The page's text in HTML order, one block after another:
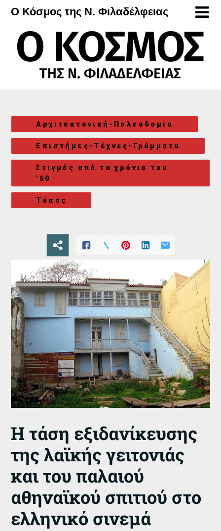
Μετάβαση
περιεχόμενο
Ο Κόσμος της Ν. Φιλαδέλφειας
Αρχιτεκτονική-Πολεοδομία
Επιστήμες-Τέχνες-Γράμματα
Στιγμές από τα χρόνια του
'60
Τύπος
Η τάση εξιδανίκευσης
της λαϊκής γειτονιάς
και του παλαιού
αθηναϊκού σπιτιού στο
ελληνικό σινεμά